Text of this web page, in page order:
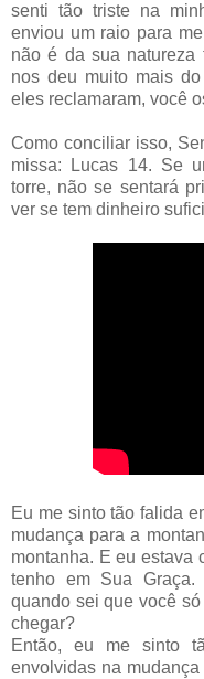
senti tão triste na
enviou um raio para
não é da sua natureza
nos deu muito mais
eles reclamaram, você
Como conciliar isso,
missa: Lucas 14. Se
torre, não se sentará
ver se tem dinheiro
Eu me sinto tão falida
mudança para a
montanha. E eu estava
tenho em Sua Graça.
quando sei que você
chegar?
Então, eu me sinto
envolvidas na